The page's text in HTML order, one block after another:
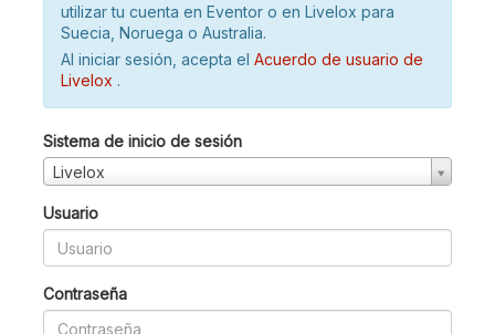
utilizar tu cuenta en Eventor o en Livelox para
Suecia, Noruega o Australia.
Al iniciar sesión, acepta el Acuerdo de usuario de
Livelox .
Sistema de inicio de sesión
Livelox
Usuario
Contraseña